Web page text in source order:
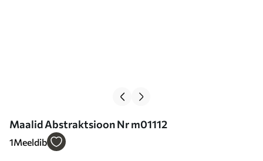
Maalid Abstraktsioon Nr m01112
1Meeldib